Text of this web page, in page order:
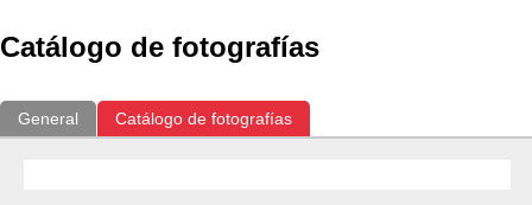
Catálogo de fotografías
General Catálogo de fotografías